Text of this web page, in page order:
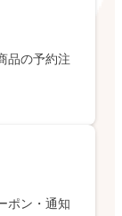
品の予約注
ポン・通知